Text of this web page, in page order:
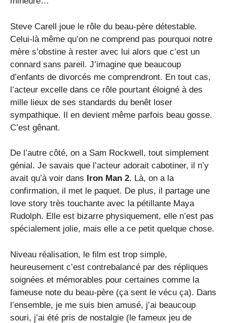
Steve Carell joue le rôle du beau-père détestable.
Celui-là même qu’on ne comprend pas pourquoi notre
mère s’obstine à rester avec lui alors que c’est un
connard sans pareil. J’imagine que beaucoup
d’enfants de divorcés me comprendront. En tout cas,
l’acteur excelle dans ce rôle pourtant éloigné à des
mille lieux de ses standards du benêt loser
sympathique. Il en devient même parfois beau gosse.
C’est gênant.
De l’autre côté, on a Sam Rockwell, tout simplement
génial. Je savais que l’acteur adorait cabotiner, il n’y
avait qu’à voir dans Iron Man 2. Là, on a la
confirmation, il met le paquet. De plus, il partage une
love story très touchante avec la pétillante Maya
Rudolph. Elle est bizarre physiquement, elle n’est pas
spécialement jolie, mais elle a ce petit quelque chose.
Niveau réalisation, le film est trop simple,
heureusement c’est contrebalancé par des répliques
soignées et mémorables pour certaines comme la
fameuse note du beau-père (ça sent le vécu ça). Dans
l’ensemble, je me suis bien amusé, j’ai beaucoup
souri, j’ai été pris de nostalgie (le fameux jeu de